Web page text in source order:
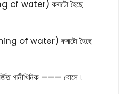
of water) কৰাটো হৈছে
of water) কৰাটো হৈছে
পানীখিনিক ——— বোলে ৷